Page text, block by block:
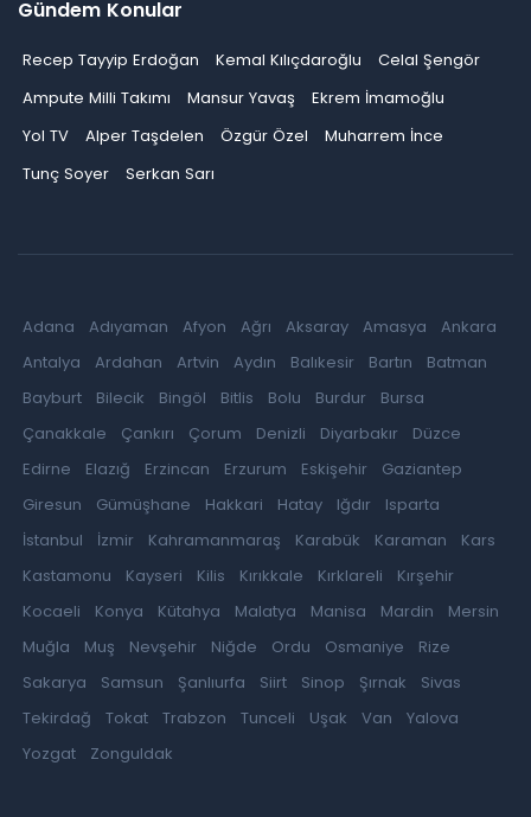
Gündem Konular
Recep Tayyip Erdoğan Kemal Kılıçdaroğlu
Celal Şengör
Ampute Milli Takımı
Mansur Yavaş
Ekrem İmamoğlu
Yol TV
Alper Taşdelen Özgür Özel
Muharrem İnce
Tunç Soyer
Serkan Sarı
Adana Adıyaman Afyon Ağrı Aksaray Amasya
Ankara
Antalya
Ardahan Artvin Aydın Balıkesir Bartın
Batman
Bayburt
Bilecik Bingöl Bitlis Bolu Burdur
Bursa
Çanakkale
Çankırı Çorum Denizli Diyarbakır
Düzce
Edirne
Elazığ Erzincan Erzurum Eskişehir
Gaziantep
Giresun
Gümüşhane Hakkari Hatay Iğdır
Isparta
İstanbul
İzmir Kahramanmaraş Karabük Karaman
Kars
Kastamonu
Kayseri Kilis Kırıkkale Kırklareli
Kırşehir
Kocaeli
Konya Kütahya Malatya Manisa Mardin
Mersin
Muğla
Muş Nevşehir Niğde Ordu Osmaniye
Rize
Sakarya
Samsun Şanlıurfa Siirt Sinop Şırnak
Sivas
Tekirdağ
Tokat Trabzon Tunceli Uşak Van
Yalova
Yozgat
Zonguldak